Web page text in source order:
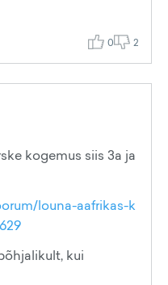
0 2
kogemus siis 3a ja
louna-aafrikas-k
kui